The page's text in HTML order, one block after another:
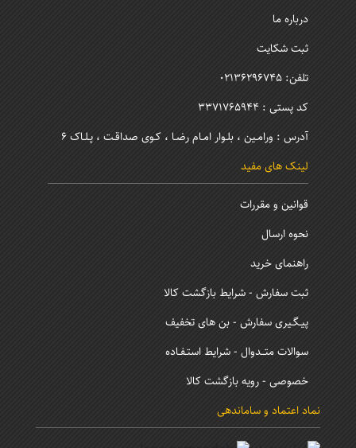
درباره ما
ثبت شکایت
تلفن: 02136296745
کد پستی : 3371765944
آدرس : ورامـین ، بلـوار امـام رضـا ، کـوی صداقـت ، پـلـاک 6
لینک های مفید
قوانین و مقررات
نحوه ارسال
راهنمای خرید
ثبت سفارش - شرایط بازگشت کالا
پیـگـیری سفارش - بن های تخفیف
سوالات متــدوال - شرایط استـفـاده
خصوصی - رویه بازگشت کالا
نماد اعتماد و ساماندهی